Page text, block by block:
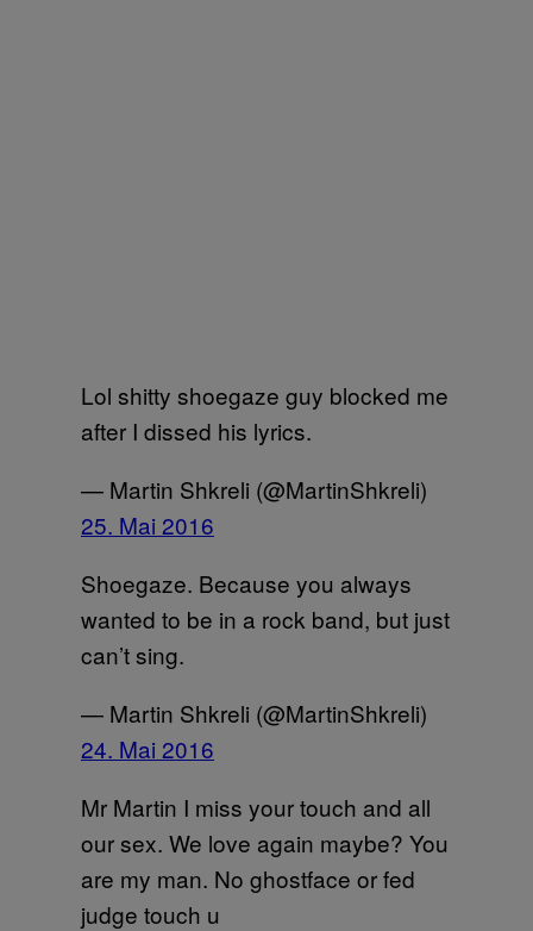
Lol shitty shoegaze guy blocked me
after I dissed his lyrics.
— Martin Shkreli (@MartinShkreli)
25. Mai 2016
Shoegaze. Because you always
wanted to be in a rock band, but just
can’t sing.
— Martin Shkreli (@MartinShkreli)
24. Mai 2016
Mr Martin I miss your touch and all
our sex. We love again maybe? You
are my man. No ghostface or fed
judge touch u